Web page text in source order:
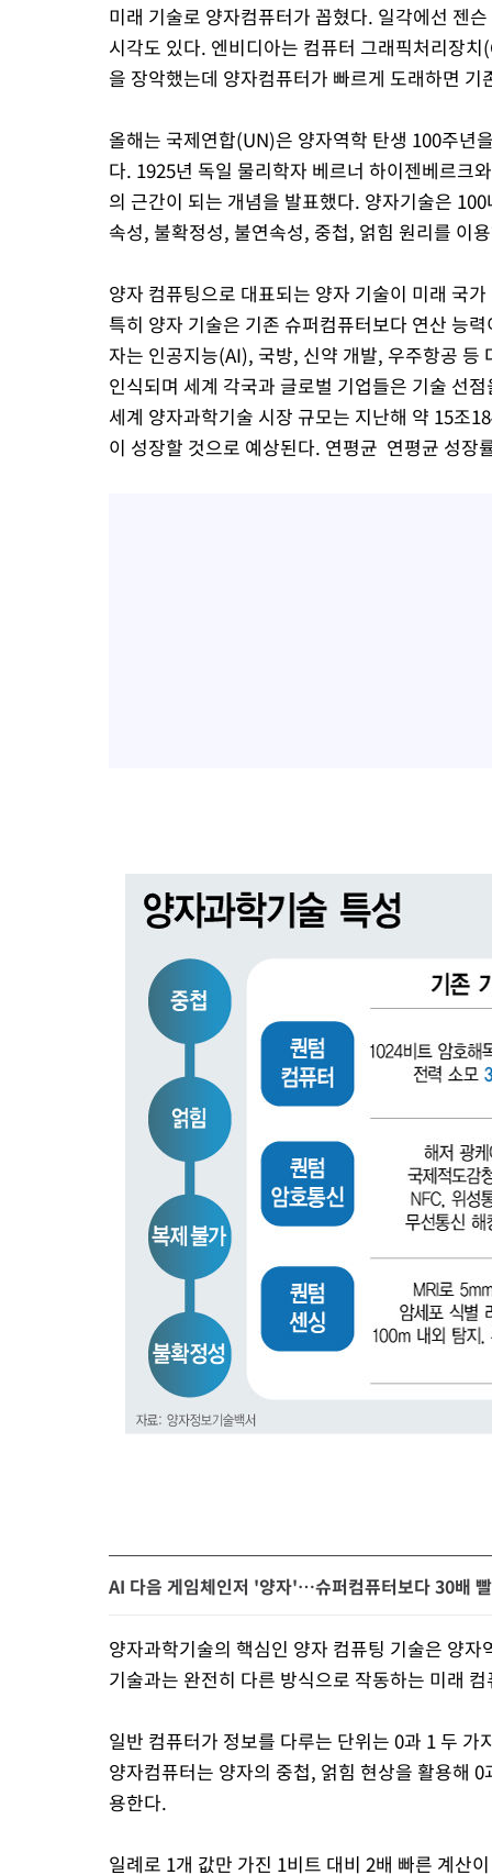
미래 기술로 양자컴퓨터가 꼽혔다. 일각에선 젠
시각도 있다. 엔비디아는 컴퓨터 그래픽처리장
을 장악했는데 양자컴퓨터가 빠르게 도래하면
올해는 국제연합(UN)은 양자역학 탄생 100주년
다. 1925년 독일 물리학자 베르너 하이젠베르크
의 근간이 되는 개념을 발표했다. 양자기술은
속성, 불확정성, 불연속성, 중첩, 얽힘 원리를 이
양자 컴퓨팅으로 대표되는 양자 기술이 미래 국
특히 양자 기술은 기존 슈퍼컴퓨터보다 연산 능
자는 인공지능(AI), 국방, 신약 개발, 우주항공 등
인식되며 세계 각국과 글로벌 기업들은 기술 선
세계 양자과학기술 시장 규모는 지난해 약 15조
이 성장할 것으로 예상된다. 연평균 연평균 성장
AI 다음 게임체인저 '양자'…슈퍼컴퓨터보다 30배
양자과학기술의 핵심인 양자 컴퓨팅 기술은 양
기술과는 완전히 다른 방식으로 작동하는 미래
일반 컴퓨터가 정보를 다루는 단위는 0과 1 두
양자컴퓨터는 양자의 중첩, 얽힘 현상을 활용해
용한다.
일례로 1개 값만 가진 1비트 대비 2배 빠른 계산